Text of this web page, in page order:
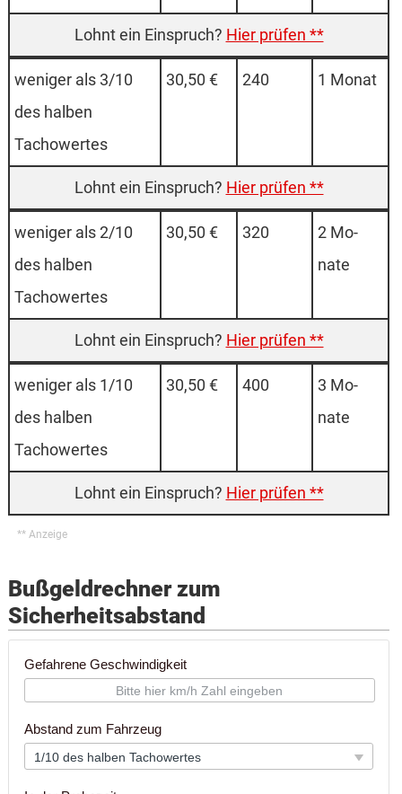
Hier prüfen **
weniger als 3/10
des halben
Tachowertes
30,50 € 240 1 Mo­nat
Hier prüfen **
weniger als 2/10
des halben
Tachowertes
30,50 € 320
2 Mo­
nate
Hier prüfen **
weniger als 1/10
des halben
Tachowertes
30,50 € 400
3 Mo­
nate
Hier prüfen **
Bußgeldrechner zum
Sicherheitsabstand